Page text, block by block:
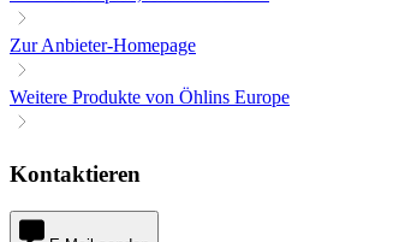
Zur Anbieter-Homepage
Weitere Produkte von Öhlins Europe
Kontaktieren